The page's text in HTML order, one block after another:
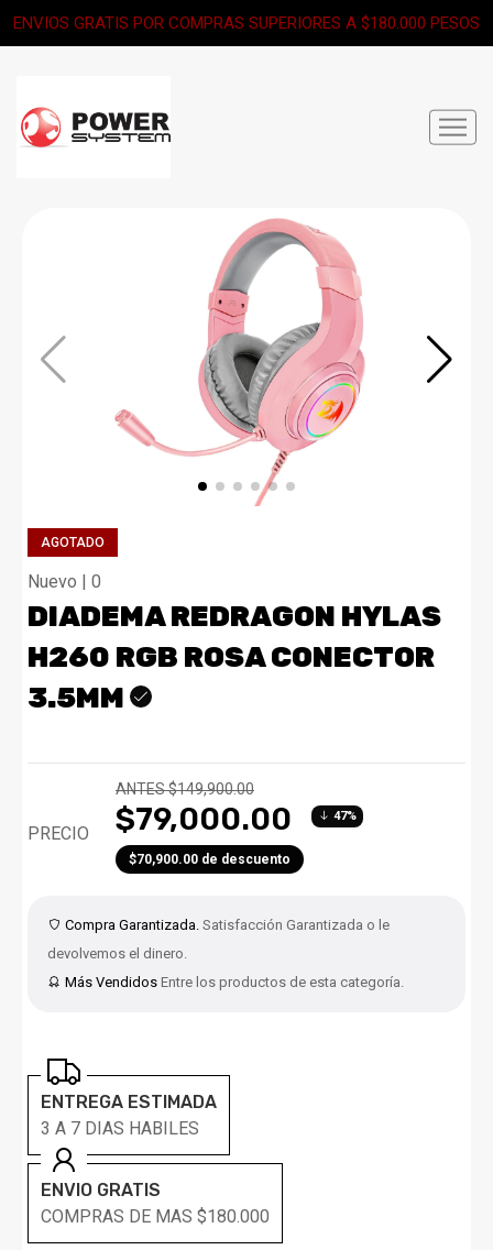
ENVIOS GRATIS POR COMPRAS SUPERIORES A $180.000 PESOS
AGOTADO
Nuevo | 0
DIADEMA REDRAGON HYLAS
H260 RGB ROSA CONECTOR
3.5MM
PRECIO
ANTES $149,900.00
$79,000.00
$70,900.00 de descuento
47%
Compra Garantizada. Satisfacción Garantizada o le
devolvemos el dinero.
Más Vendidos Entre los productos de esta categoría.
ENTREGA ESTIMADA
3 A 7 DIAS HABILES
ENVIO GRATIS
COMPRAS DE MAS $180.000